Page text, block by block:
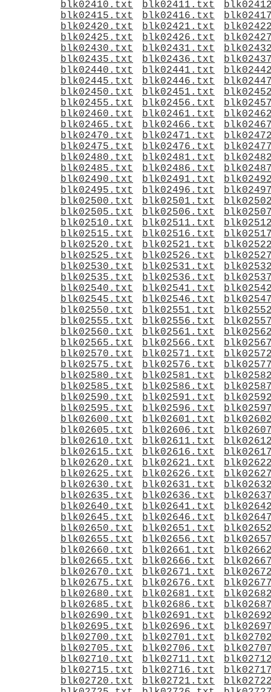
blk02410.txt
blk02411.txt
blk02415.txt
blk02416.txt
blk02420.txt
blk02421.txt
blk02425.txt
blk02426.txt
blk02430.txt
blk02431.txt
blk02435.txt
blk02436.txt
blk02440.txt
blk02441.txt
blk02445.txt
blk02446.txt
blk02450.txt
blk02451.txt
blk02455.txt
blk02456.txt
blk02460.txt
blk02461.txt
blk02465.txt
blk02466.txt
blk02470.txt
blk02471.txt
blk02475.txt
blk02476.txt
blk02480.txt
blk02481.txt
blk02485.txt
blk02486.txt
blk02490.txt
blk02491.txt
blk02495.txt
blk02496.txt
blk02500.txt
blk02501.txt
blk02505.txt
blk02506.txt
blk02510.txt
blk02511.txt
blk02515.txt
blk02516.txt
blk02520.txt
blk02521.txt
blk02525.txt
blk02526.txt
blk02530.txt
blk02531.txt
blk02535.txt
blk02536.txt
blk02540.txt
blk02541.txt
blk02545.txt
blk02546.txt
blk02550.txt
blk02551.txt
blk02555.txt
blk02556.txt
blk02560.txt
blk02561.txt
blk02565.txt
blk02566.txt
blk02570.txt
blk02571.txt
blk02575.txt
blk02576.txt
blk02580.txt
blk02581.txt
blk02585.txt
blk02586.txt
blk02590.txt
blk02591.txt
blk02595.txt
blk02596.txt
blk02600.txt
blk02601.txt
blk02605.txt
blk02606.txt
blk02610.txt
blk02611.txt
blk02615.txt
blk02616.txt
blk02620.txt
blk02621.txt
blk02625.txt
blk02626.txt
blk02630.txt
blk02631.txt
blk02635.txt
blk02636.txt
blk02640.txt
blk02641.txt
blk02645.txt
blk02646.txt
blk02650.txt
blk02651.txt
blk02655.txt
blk02656.txt
blk02660.txt
blk02661.txt
blk02665.txt
blk02666.txt
blk02670.txt
blk02671.txt
blk02675.txt
blk02676.txt
blk02680.txt
blk02681.txt
blk02685.txt
blk02686.txt
blk02690.txt
blk02691.txt
blk02695.txt
blk02696.txt
blk02700.txt
blk02701.txt
blk02705.txt
blk02706.txt
blk02710.txt
blk02711.txt
blk02715.txt
blk02716.txt
blk02720.txt
blk02721.txt